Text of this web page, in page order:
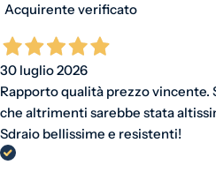
Acquirente verificato
30 luglio 2026
Rapporto qualità prezzo vincente.
che altrimenti sarebbe stata
Sdraio bellissime e resistenti!